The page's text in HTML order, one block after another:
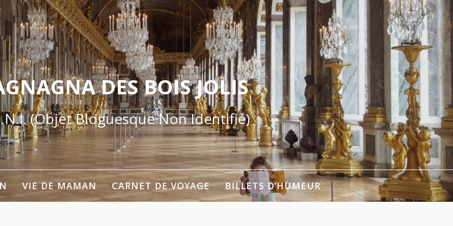
DES BOIS JOLIS
(Objet Bloguesque Non Identifié)
VIE DE MAMAN CARNET DE VOYAGE BILLETS D’HUMEUR